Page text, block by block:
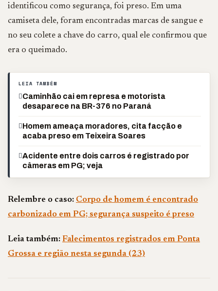
identificou como segurança, foi preso. Em uma
camiseta dele, foram encontradas marcas de sangue e
no seu colete a chave do carro, qual ele confirmou que
era o queimado.
LEIA TAMBÉM
Caminhão cai em represa e motorista
desaparece na BR-376 no Paraná
Homem ameaça moradores, cita facção e
acaba preso em Teixeira Soares
Acidente entre dois carros é registrado por
câmeras em PG; veja
Relembre o caso: Corpo de homem é encontrado
carbonizado em PG; segurança suspeito é preso
Leia também: Falecimentos registrados em Ponta
Grossa e região nesta segunda (23)